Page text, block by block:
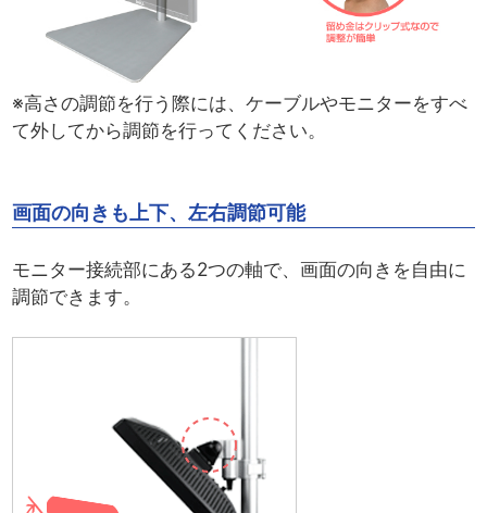
※高さの調節を行う際には、ケーブルやモニターをすべ
て外してから調節を行ってください。
画面の向きも上下、左右調節可能
モニター接続部にある2つの軸で、画面の向きを自由に
調節できます。